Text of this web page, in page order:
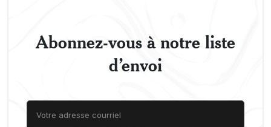
Abonnez-vous à notre liste
d’envoi